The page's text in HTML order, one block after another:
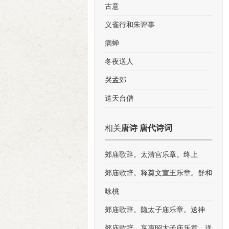
古意
义雀行和朱评事
病蝉
冬夜送人
哭孟郊
送天台僧
相关唐诗 唐代诗词
郊庙歌辞。太清宫乐章。终上
郊庙歌辞。释奠文宣王乐章。舒和
咏桃
郊庙歌辞。隐太子庙乐章。送神